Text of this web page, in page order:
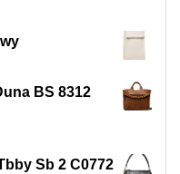
BS 8312
Sb 2 C0772